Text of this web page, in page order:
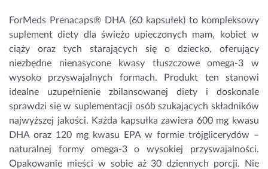
ForMeds Prenacaps® DHA (60 kapsułek) to kompleksowy
suplement diety dla świeżo upieczonych mam, kobiet w
ciąży oraz tych starających się o dziecko, oferujący
niezbędne nienasycone kwasy tłuszczowe omega-3 w
wysoko przyswajalnych formach. Produkt ten stanowi
idealne uzupełnienie zbilansowanej diety i doskonale
sprawdzi się w suplementacji osób szukających składników
najwyższej jakości. Każda kapsułka zawiera 600 mg kwasu
DHA oraz 120 mg kwasu EPA w formie trójglicerydów –
naturalnej formy omega-3 o wysokiej przyswajalności.
Opakowanie mieści w sobie aż 30 dziennych porcji. Nie